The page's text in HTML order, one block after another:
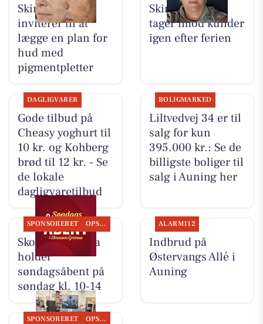
Skin By Vitting
inviterer til at
lægge en plan for
hud med
pigmentpletter
Skin By Vitting
tager imod kunder
igen efter ferien
DAGLIGVARER
Gode tilbud på
Cheasy yoghurt til
10 kr. og Kohberg
brød til 12 kr. - Se
de lokale
dagligvaretilbud
BOLIGMARKED
Liltvedvej 34 er til
salg for kun
395.000 kr.: Se de
billigste boliger til
salg i Auning her
SPONSORERET OPSLAGSTAVLEN
Skousen Grenaa
holder
søndagsåbent på
søndag kl. 10-14
ALARM112
Indbrud på
Østervangs Allé i
Auning
SPONSORERET OPSLAGSTAVLEN